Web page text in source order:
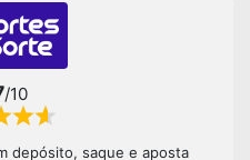
/10
depósito, saque e aposta